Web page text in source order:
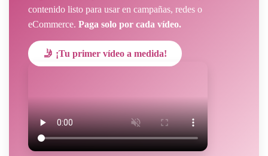
contenido listo para usar en campañas, redes o
eCommerce. Paga solo por cada vídeo.
🤳 ¡Tu primer vídeo a medida!